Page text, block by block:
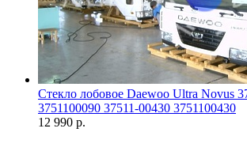
Стекло лобовое Daewoo Ultra Novus
3751100090 37511-00430 3751100430
12 990 р.